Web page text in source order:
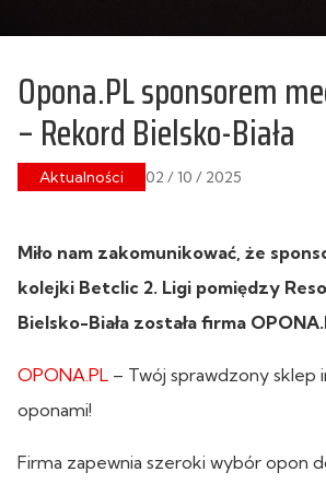
Opona.PL sponsorem
– Rekord Bielsko-Biała
Aktualności 02 / 10 / 2025
Miło nam zakomunikować, że
kolejki Betclic 2. Ligi pomiędzy
Bielsko-Biała została firma
OPONA.PL – Twój sprawdzony
oponami!
Firma zapewnia szeroki wybór opon